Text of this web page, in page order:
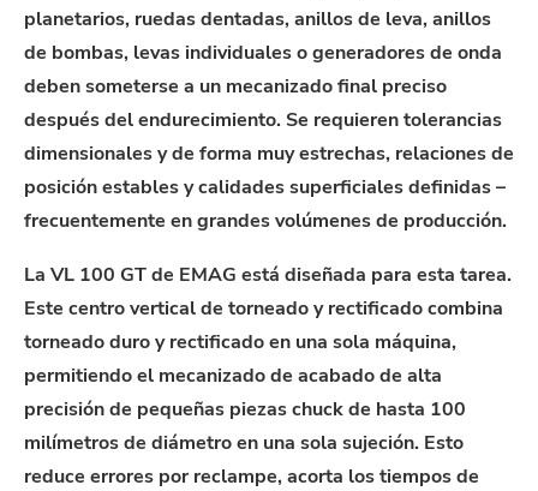
planetarios, ruedas dentadas, anillos de leva, anillos
de bombas, levas individuales o generadores de onda
deben someterse a un mecanizado final preciso
después del endurecimiento. Se requieren tolerancias
dimensionales y de forma muy estrechas, relaciones de
posición estables y calidades superficiales definidas –
frecuentemente en grandes volúmenes de producción.
La VL 100 GT de EMAG está diseñada para esta tarea.
Este centro vertical de torneado y rectificado combina
torneado duro y rectificado en una sola máquina,
permitiendo el mecanizado de acabado de alta
precisión de pequeñas piezas chuck de hasta 100
milímetros de diámetro en una sola sujeción. Esto
reduce errores por reclampe, acorta los tiempos de